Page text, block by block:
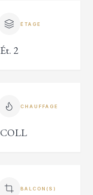
ÉTAGE
Ét. 2
CHAUFFAGE
COLL
BALCON(S)